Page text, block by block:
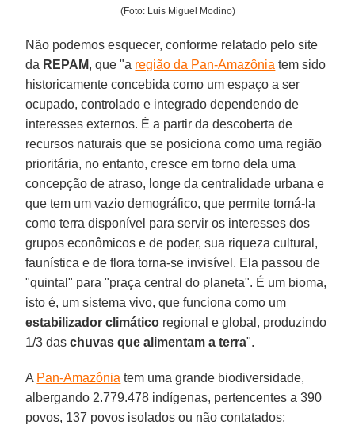
(Foto: Luis Miguel Modino)
Não podemos esquecer, conforme relatado pelo site
da REPAM, que "a região da Pan-Amazônia tem sido
historicamente concebida como um espaço a ser
ocupado, controlado e integrado dependendo de
interesses externos. É a partir da descoberta de
recursos naturais que se posiciona como uma região
prioritária, no entanto, cresce em torno dela uma
concepção de atraso, longe da centralidade urbana e
que tem um vazio demográfico, que permite tomá-la
como terra disponível para servir os interesses dos
grupos econômicos e de poder, sua riqueza cultural,
faunística e de flora torna-se invisível. Ela passou de
"quintal" para "praça central do planeta". É um bioma,
isto é, um sistema vivo, que funciona como um
estabilizador climático regional e global, produzindo
1/3 daschuvas que alimentam a terra".
A Pan-Amazônia tem uma grande biodiversidade,
albergando 2.779.478 indígenas, pertencentes a 390
povos, 137 povos isolados ou não contatados;